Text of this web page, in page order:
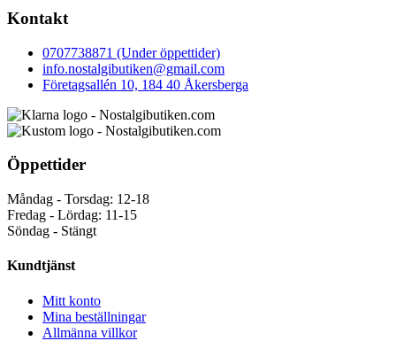
Kontakt
0707738871 (Under öppettider)
info.nostalgibutiken@gmail.com
Företagsallén 10, 184 40 Åkersberga
Öppettider
Måndag - Torsdag: 12-18
Fredag - Lördag: 11-15
Söndag - Stängt
Kundtjänst
Mitt konto
Mina beställningar
Allmänna villkor